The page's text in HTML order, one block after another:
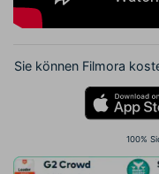
Sie können Filmora
100%